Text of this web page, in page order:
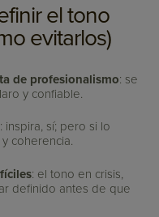
el tono
evitarlos)
de profesionalismo: se
y confiable.
: inspira, sí; pero si lo
coherencia.
: el tono en crisis,
definido antes de que